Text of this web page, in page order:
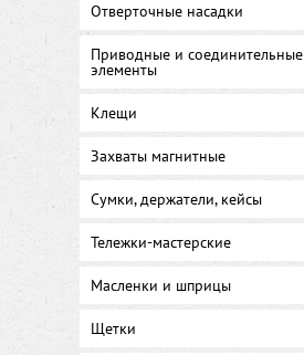
Отверточные насадки
Приводные и соединительные
элементы
Клещи
Захваты магнитные
Сумки, держатели, кейсы
Тележки-мастерские
Масленки и шприцы
Щетки